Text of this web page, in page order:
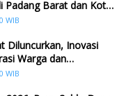
Padang Barat dan Koto
WIB
Diluncurkan, Inovasi
Warga dan
WIB